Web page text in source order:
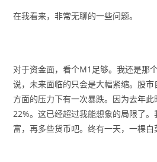
在我看来，非常无聊的一些问题。
对于资金面，看个M1足够。我还是那
说，未来面临的只会是大幅紧缩。股
方面的压力下有一次暴跌。因为去年
22%。这已经超过我能想象的局限了
富，再多些货币吧。终有一天，一棵白